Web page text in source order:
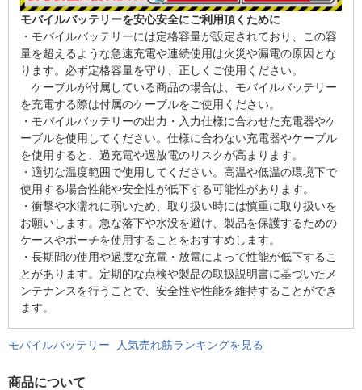
モバイルバッテリーを安心安全にご利用頂くために
・モバイルバッテリーには定格容量が設定されており、この容
量を超えるような急速充電や連続使用は火災や漏電の原因とな
ります。必ず定格容量を守り、正しくご使用ください。
ケーブルが付属している商品の場合は、モバイルバッテリー
を充電する際は付属のケーブルをご使用ください。
・モバイルバッテリーの出力・入力仕様に合わせた充電器やケ
ーブルを使用してください。仕様に合わない充電器やケーブル
を使用すると、過充電や過放電のリスクが高まります。
・適切な温度範囲で使用してください。高温や低温の環境下で
使用する場合性能や安全性が低下する可能性があります。
・衝撃や水濡れに弱いため、取り扱い時には慎重に取り扱いを
お願いします。急な落下や水没を避け、製品を保護するための
ケースやポーチを使用することをおすすめします。
・長期間の使用や過度な充電・放電によって性能が低下するこ
とがあります。定期的な点検や製品の取扱説明書に基づいたメ
ンテナンスを行うことで、安全性や性能を維持することができ
ます。
モバイルバッテリー 人気売れ筋ランキングを見る
商品について